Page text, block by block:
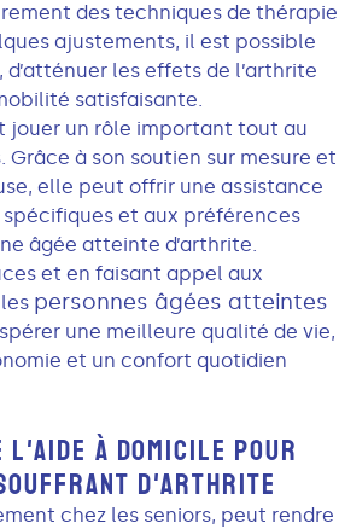
des techniques de thérapie
ajustements, il est possible
les effets de l’arthrite
satisfaisante.
jouer un rôle important tout au
Grâce à son soutien sur mesure et
elle peut offrir une assistance
et aux préférences
âgée atteinte d’arthrite.
et en faisant appel aux
personnes âgées atteintes
une meilleure qualité de vie,
et un confort quotidien
L'AIDE À DOMICILE POUR
D'ARTHRITE
chez les seniors, peut rendre